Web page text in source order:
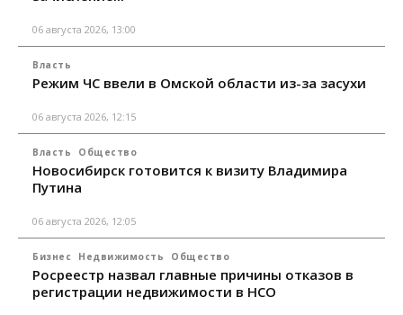
06 августа 2026, 13:00
Власть
Режим ЧС ввели в Омской области из-за засухи
06 августа 2026, 12:15
Власть Общество
Новосибирск готовится к визиту Владимира
Путина
06 августа 2026, 12:05
Бизнес Недвижимость Общество
Росреестр назвал главные причины отказов в
регистрации недвижимости в НСО